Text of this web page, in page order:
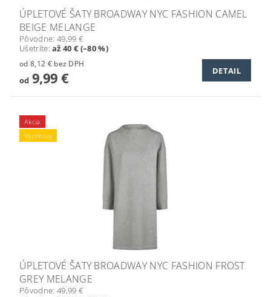
ÚPLETOVÉ ŠATY BROADWAY NYC FASHION CAMEL
BEIGE MELANGE
Pôvodne: 49,99 €
Ušetríte:až 40 € (–80 %)
od 8,12 € bez DPH
od9,99 € DETAIL
Akcia
Výpredaj
ÚPLETOVÉ ŠATY BROADWAY NYC FASHION FROST
GREY MELANGE
Pôvodne: 49,99 €